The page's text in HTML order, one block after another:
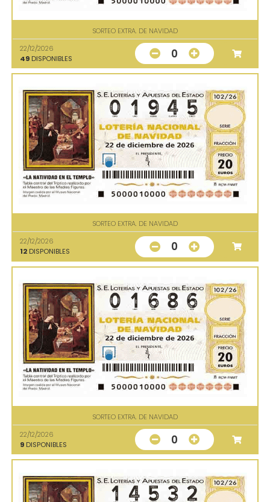
SORTEO EXTRA. DE NAVIDAD
22/12/2026
49 DISPONIBLES 0
SORTEO EXTRA. DE NAVIDAD
22/12/2026
12 DISPONIBLES 0
SORTEO EXTRA. DE NAVIDAD
22/12/2026
9 DISPONIBLES 0